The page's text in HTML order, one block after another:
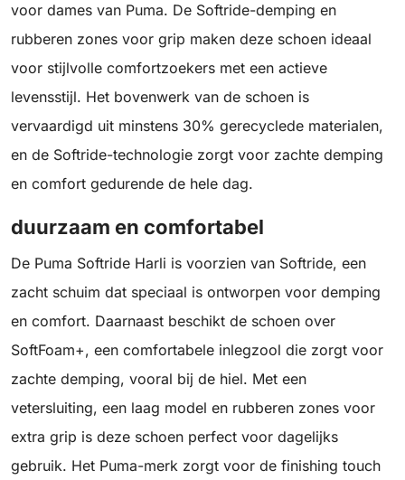
voor dames van Puma. De Softride-demping en
rubberen zones voor grip maken deze schoen ideaal
voor stijlvolle comfortzoekers met een actieve
levensstijl. Het bovenwerk van de schoen is
vervaardigd uit minstens 30% gerecyclede materialen,
en de Softride-technologie zorgt voor zachte demping
en comfort gedurende de hele dag.
duurzaam en comfortabel
De Puma Softride Harli is voorzien van Softride, een
zacht schuim dat speciaal is ontworpen voor demping
en comfort. Daarnaast beschikt de schoen over
SoftFoam+, een comfortabele inlegzool die zorgt voor
zachte demping, vooral bij de hiel. Met een
vetersluiting, een laag model en rubberen zones voor
extra grip is deze schoen perfect voor dagelijks
gebruik. Het Puma-merk zorgt voor de finishing touch